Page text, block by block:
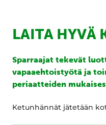
LAITA HYVÄ
Sparraajat tekevät
vapaaehtoistyötä ja
periaatteiden
Ketunhännät jätetään